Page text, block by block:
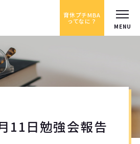
育休プチMBA
ってなに？
11日勉強会報告